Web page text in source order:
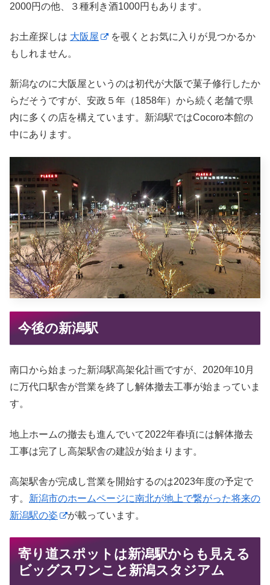
2000円の他、３種利き酒1000円もあります。
お土産探しは 大阪屋
を覗くとお気に入りが見つかるか
もしれません。
新潟なのに大阪屋というのは初代が大阪で菓子修行したか
らだそうですが、安政５年（1858年）から続く老舗で県
内に多くの店を構えています。新潟駅ではCocoro本館の
中にあります。
今後の新潟駅
南口から始まった新潟駅高架化計画ですが、2020年10月
に万代口駅舎が営業を終了し解体撤去工事が始まっていま
す。
地上ホームの撤去も進んでいて2022年春頃には解体撤去
工事は完了し高架駅舎の建設が始まります。
高架駅舎が完成し営業を開始するのは2023年度の予定で
す。 新潟市のホームページに南北が地上で繋がった将来の
新潟駅の姿
が載っています。
寄り道スポットは新潟駅からも見える
ビッグスワンこと新潟スタジアム